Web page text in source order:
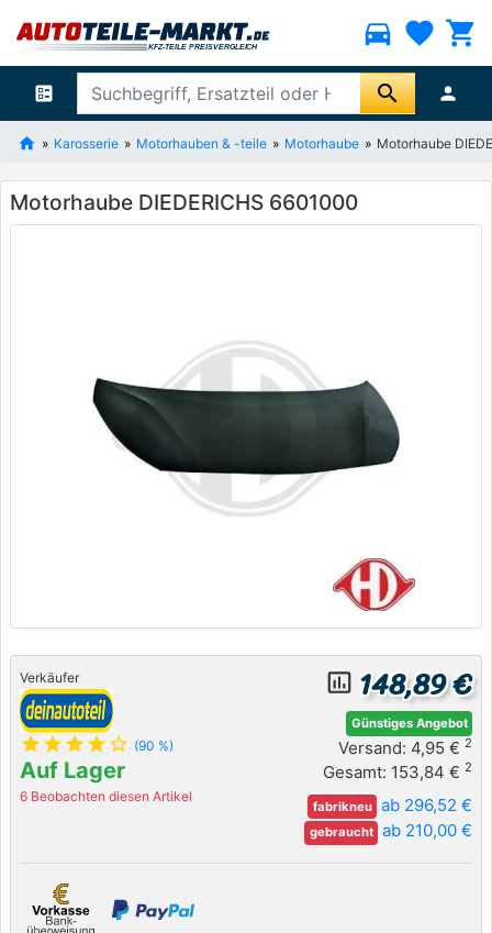
directions_car favorite shopping_cart
ballot search person
Karosserie Motorhauben & -teile Motorhaube Motorhaube
Motorhaube DIEDERICHS 6601000
Verkäufer
star star star star star_outline (90 %)
Auf Lager
6 Beobachten diesen Artikel
insert_chart_outlined 148,89 €
Günstiges Angebot
Versand: 4,95 € 2
Gesamt: 153,84 € 2
fabrikneu ab 296,52 €
gebraucht ab 210,00 €